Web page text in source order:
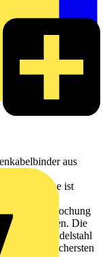
aus
und
Baureihe ist
Der
mit Eurolochung
Die
aus dem Edelstahl
und sichersten